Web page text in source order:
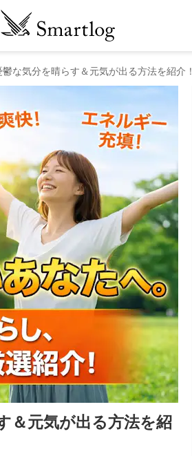
な気分を晴らす＆元気が出る方法を紹介！
＆元気が出る方法を紹